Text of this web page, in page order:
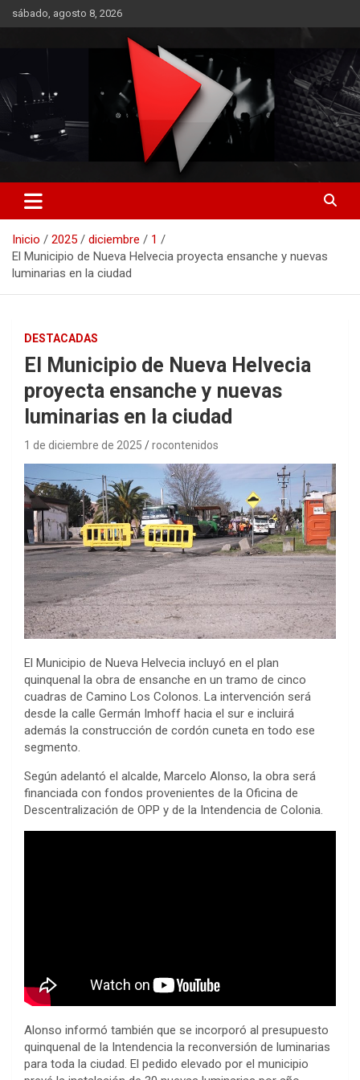
Saltar
al
sábado, agosto 8, 2026
RO CONTENIDOS
Inicio 2025 diciembre
1
El Municipio de Nueva Helvecia proyecta ensanche y nuevas
luminarias en la ciudad
DESTACADAS
El Municipio de Nueva Helvecia
proyecta ensanche y nuevas
luminarias en la ciudad
1 de diciembre de 2025 rocontenidos
El Municipio de Nueva Helvecia incluyó en el plan
quinquenal la obra de ensanche en un tramo de cinco
cuadras de Camino Los Colonos. La intervención será
desde la calle Germán Imhoff hacia el sur e incluirá
además la construcción de cordón cuneta en todo ese
segmento.
Según adelantó el alcalde, Marcelo Alonso, la obra será
financiada con fondos provenientes de la Oficina de
Descentralización de OPP y de la Intendencia de Colonia.
Alonso informó también que se incorporó al presupuesto
quinquenal de la Intendencia la reconversión de luminarias
para toda la ciudad. El pedido elevado por el municipio